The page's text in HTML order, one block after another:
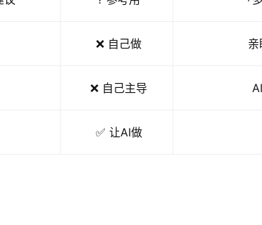
❌ 自己做
❌ 自己主导
✅ 让AI做